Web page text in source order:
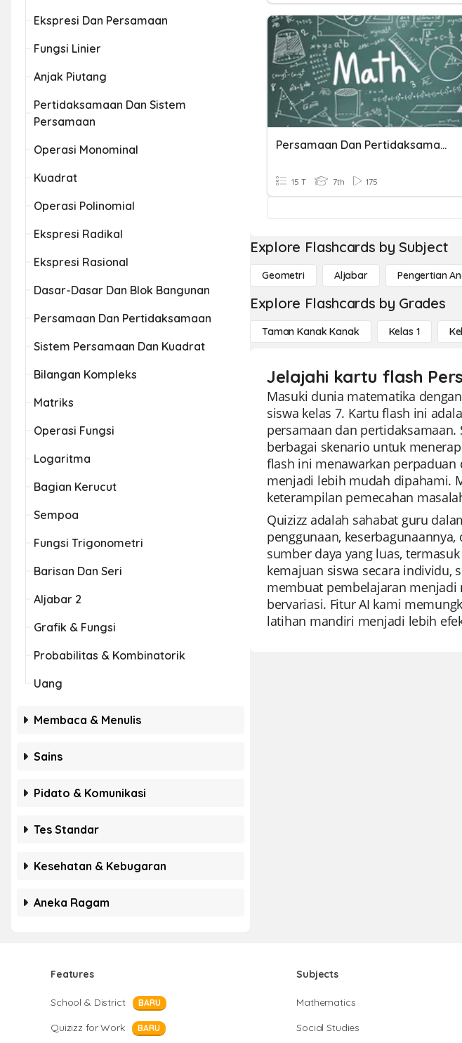
Ekspresi Dan Persamaan
Fungsi Linier
Anjak Piutang
Pertidaksamaan Dan Sistem
Persamaan
Operasi Monominal
Kuadrat
Operasi Polinomial
Ekspresi Radikal
Ekspresi Rasional
Dasar-Dasar Dan Blok Bangunan
Persamaan Dan Pertidaksamaan
Sistem Persamaan Dan Kuadrat
Bilangan Kompleks
Matriks
Operasi Fungsi
Logaritma
Bagian Kerucut
Sempoa
Fungsi Trigonometri
Barisan Dan Seri
Aljabar 2
Grafik & Fungsi
Probabilitas & Kombinatorik
Uang
Membaca & Menulis
Sains
Pidato & Komunikasi
Tes Standar
Kesehatan & Kebugaran
Aneka Ragam
Persamaan Dan Pertidaksamaan MTK KELAS 7 SMP MADYA
15 T 7th 175
Explore Flashcards by Subject
Geometri Aljabar Pengertian
Explore Flashcards by Grades
Taman Kanak Kanak Kelas 1
Jelajahi kartu flash
Masuki dunia matematika
siswa kelas 7. Kartu flash ini
persamaan dan
berbagai skenario untuk
flash ini menawarkan perpaduan
menjadi lebih mudah dipahami.
keterampilan pemecahan
Quizizz adalah sahabat guru
penggunaan,
sumber daya yang luas,
kemajuan siswa secara individu,
membuat pembelajaran menjadi
bervariasi. Fitur AI kami
latihan mandiri menjadi lebih
Features
School & District BARU
Quizizz for Work BARU
Subjects
Mathematics
Social Studies